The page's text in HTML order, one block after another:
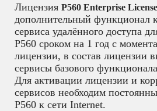
Лицензия P560 Enterprise License
дополнительный функционал
сервиса удалённого доступа
P560 сроком на 1 год с
лицензии, в состав лицензии
сервисы базового
Для активации лицензии и
сервисов необходим
P560 к сети Internet.